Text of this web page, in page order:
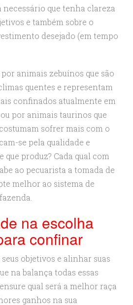
que tenha clareza
e também sobre o
desejado (em tempo
animais zebuínos que são
quentes e representam
confinados atualmente em
por animais taurinos que
sofrer mais com o
se pela qualidade e
que produz? Cada qual com
ao pecuarista a tomada de
melhor ao sistema de
na escolha
confinar
objetivos e alinhar suas
na balança todas essas
qual será a melhor raça
ganhos na sua